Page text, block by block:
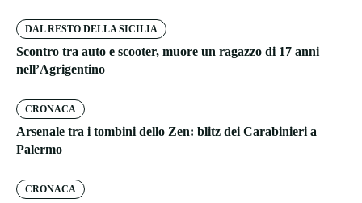
DAL RESTO DELLA SICILIA
Scontro tra auto e scooter, muore un ragazzo di 17 anni
nell’Agrigentino
CRONACA
Arsenale tra i tombini dello Zen: blitz dei Carabinieri a
Palermo
CRONACA